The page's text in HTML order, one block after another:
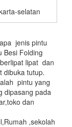
selatan
jenis pintu
Besi Folding
lipat dan
dibuka tutup.
pintu yang
dipasang pada
dan
,sekolah